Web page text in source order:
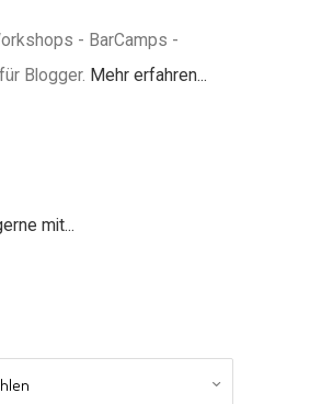
- BarCamps -
Blogger. Mehr erfahren...
mit...